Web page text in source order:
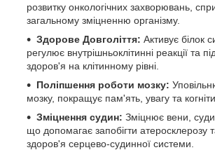
розвитку онкологічних захворювань,
загальному зміцненню організму.
Здорове Довголіття: Активує білок
регулює внутрішньоклітинні реакції та
здоров'я на клітинному рівні.
Поліпшення роботи мозку:
мозку, покращує пам'ять, увагу та
Зміцнення судин: Зміцнює вени,
що допомагає запобігти атеросклерозу
здоров'я серцево-судинної системи.